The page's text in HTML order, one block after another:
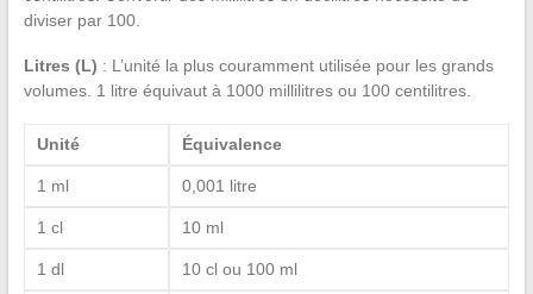
diviser par 100.
Litres (L) : L’unité la plus couramment utilisée pour les grands
volumes. 1 litre équivaut à 1000 millilitres ou 100 centilitres.
Unité Équivalence
1 ml 0,001 litre
1 cl 10 ml
1 dl 10 cl ou 100 ml